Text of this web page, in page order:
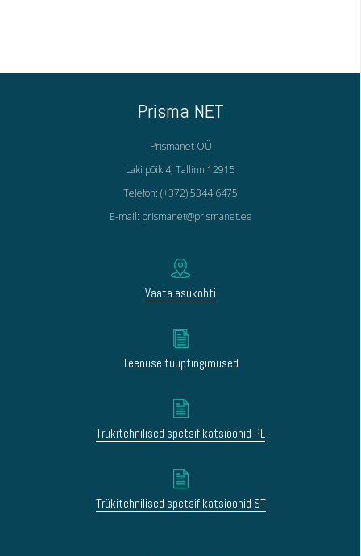
Prisma NET
Prismanet OÜ
Laki põik 4, Tallinn 12915
Telefon: (+372) 5344 6475
E-mail: prismanet@prismanet.ee
Vaata asukohti
Teenuse tüüptingimused
Trükitehnilised spetsifikatsioonid PL
Trükitehnilised spetsifikatsioonid ST